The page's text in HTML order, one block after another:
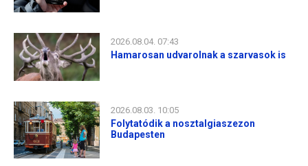
2026.08.04. 07:43
Hamarosan udvarolnak a szarvasok is
2026.08.03. 10:05
Folytatódik a nosztalgiaszezon
Budapesten